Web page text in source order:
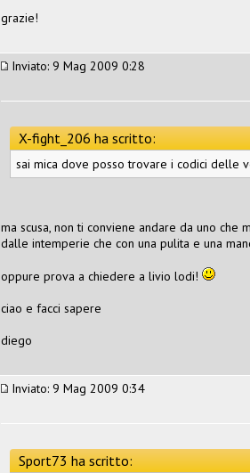
grazie!
Inviato: 9 Mag 2009 0:28
X-fight_206 ha scritto:
sai mica dove posso trovare i codici delle
ma scusa, non ti conviene andare da uno
dalle intemperie che con una pulita e una
oppure prova a chiedere a livio lodi!
ciao e facci sapere
diego
Inviato: 9 Mag 2009 0:34
Sport73 ha scritto: